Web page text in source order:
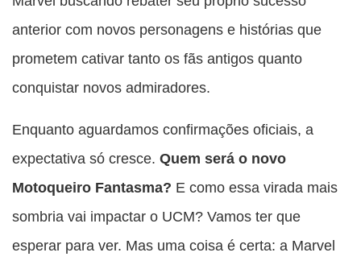
anterior com novos personagens e histórias que
prometem cativar tanto os fãs antigos quanto
conquistar novos admiradores.
Enquanto aguardamos confirmações oficiais, a
expectativa só cresce. Quem será o novo
Motoqueiro Fantasma? E como essa virada mais
sombria vai impactar o UCM? Vamos ter que
esperar para ver. Mas uma coisa é certa: a Marvel